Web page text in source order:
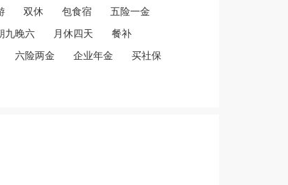
双休 包食宿 五险一金
九晚六 月休四天 餐补
六险两金 企业年金 买社保